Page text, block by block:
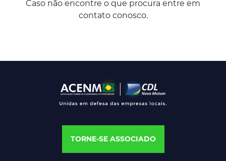
Caso não encontre o que procura entre em
contato conosco.
TORNE-SE ASSOCIADO